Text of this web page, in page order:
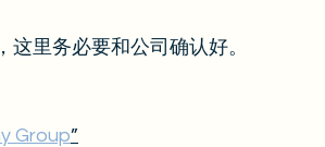
这里务必要和公司确认好。
Group”